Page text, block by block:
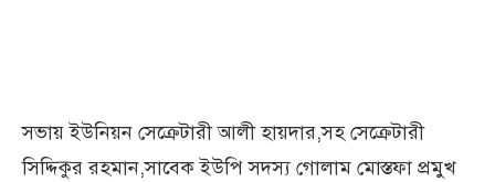
সভায় ইউনিয়ন সেক্রেটারী আলী হায়দার,সহ সেক্রেটারী
সিদ্দিকুর রহমান,সাবেক ইউপি সদস্য গোলাম মোস্তফা প্রমুখ